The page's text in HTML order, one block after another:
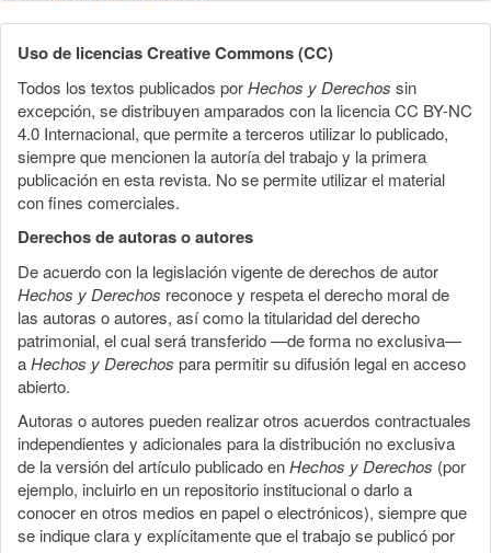
Uso de licencias Creative Commons (CC)
Todos los textos publicados porHechos y Derechos sin
excepción, se distribuyen amparados con la licencia CC BY-NC
4.0 Internacional, que permite a terceros utilizar lo publicado,
siempre que mencionen la autoría del trabajo y la primera
publicación en esta revista. No se permite utilizar el material
con fines comerciales.
Derechos de autoras o autores
De acuerdo con la legislación vigente de derechos de autor
Hechos y Derechos reconoce y respeta el derecho moral de
las autoras o autores, así como la titularidad del derecho
patrimonial, el cual será transferido —de forma no exclusiva—
aHechos y Derechos para permitir su difusión legal en acceso
abierto.
Autoras o autores pueden realizar otros acuerdos contractuales
independientes y adicionales para la distribución no exclusiva
de la versión del artículo publicado enHechos y Derechos (por
ejemplo, incluirlo en un repositorio institucional o darlo a
conocer en otros medios en papel o electrónicos), siempre que
se indique clara y explícitamente que el trabajo se publicó por